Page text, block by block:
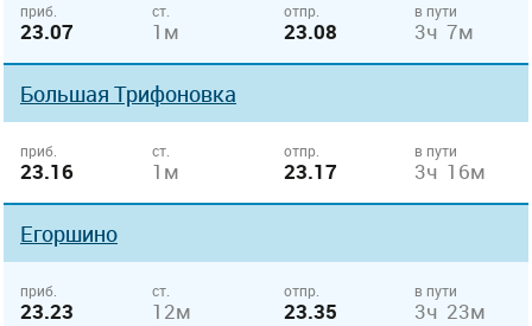
приб.
23.07
ст.
1м
отпр.
23.08
в пути
3ч 7м
Большая Трифоновка
приб.
23.16
ст.
1м
отпр.
23.17
в пути
3ч 16м
Егоршино
приб.
23.23
ст.
12м
отпр.
23.35
в пути
3ч 23м